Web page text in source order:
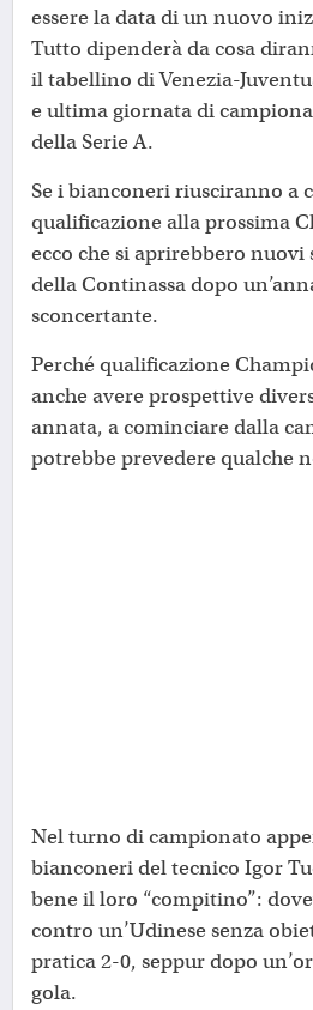
essere la data di un nuovo
Tutto dipenderà da cosa
il tabellino di Venezia-
e ultima giornata di
della Serie A.
Se i bianconeri riusciranno a
qualificazione alla prossima
ecco che si aprirebbero nuovi
della Continassa dopo
sconcertante.
Perché qualificazione
anche avere prospettive
annata, a cominciare dalla
potrebbe prevedere qualche
Nel turno di campionato
bianconeri del tecnico Igor
bene il loro “compitino”:
contro un’Udinese senza
pratica 2-0, seppur dopo
gola.